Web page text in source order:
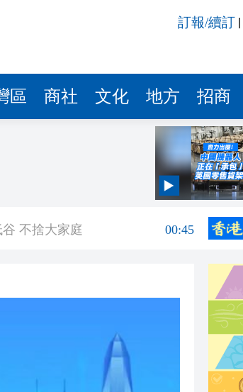
訂報/續訂
區 商社 文化 地方 招商
04:29
不捨大家庭
00:45